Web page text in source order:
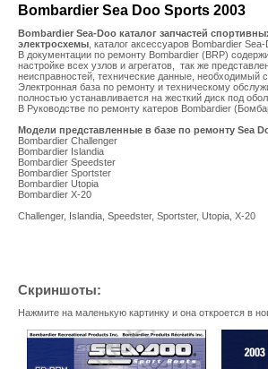
Bombardier Sea Doo Sports 2003
Bombardier Sea-Doo каталог запчастей
электросхемы , каталог аксессуаров Bombardier
В документации по ремонту Bombardier (BRP)
настройке всех узлов и агрегатов, так же
неисправностей, технические данные, необходимый
Электронная база по ремонту и техническому
полностью устанавливается на жесткий диск под
В Руководстве по ремонту катеров Bombardier
Модели представленные в базе по ремонту Sea
Bombardier Challenger
Bombardier Islandia
Bombardier Speedster
Bombardier Sportster
Bombardier Utopia
Bombardier X-20
Challenger, Islandia, Speedster, Sportster, Utopia, X-20
Скриншоты:
Нажмите на маленькую картинку и она откроется в